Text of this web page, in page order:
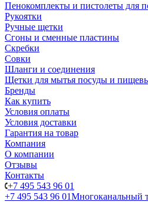
Пенокомплекты и пистолеты для
Рукоятки
Ручные щетки
Сгоны и сменные пластины
Скребки
Совки
Шланги и соединения
Щетки для мытья посуды и
Бренды
Как купить
Условия оплаты
Условия доставки
Гарантия на товар
Компания
О компании
Отзывы
Контакты
+7 495 543 96 01
+7 495 543 96 01Многоканальный